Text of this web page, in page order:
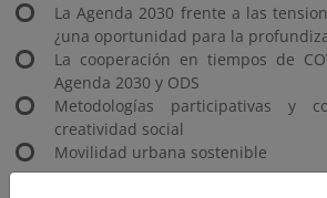
La Agenda 2030 frente a las
¿una oportunidad para la
La cooperación en tiempos de
Agenda 2030 y ODS
Metodologías participativas y
creatividad social
Movilidad urbana sostenible